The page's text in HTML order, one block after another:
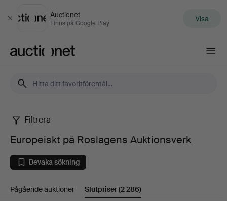
Stäng
Auctionet
Finns på Google Play Visa
Europeiskt
på
Roslagens
Filtrera
Europeiskt på Roslagens Auktionsverk
Bevaka sökning
Pågående auktioner Slutpriser(2 286)